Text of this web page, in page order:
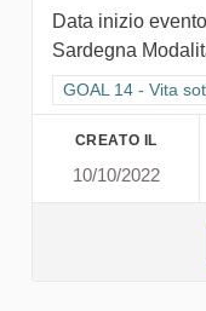
Data inizio
Sardegna
Filtra i risultati per
GOAL 14 - Vita
CREATO IL
10/10/2022